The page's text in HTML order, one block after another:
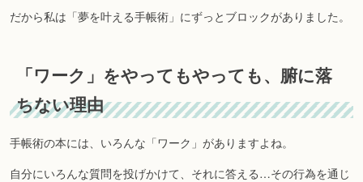
だから私は「夢を叶える手帳術」にずっとブロックがありました。
「ワーク」をやってもやっても、腑に落
ちない理由
手帳術の本には、いろんな「ワーク」がありますよね。
自分にいろんな質問を投げかけて、それに答える…その行為を通じ